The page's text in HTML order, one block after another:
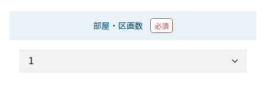
部屋・区画数 必須